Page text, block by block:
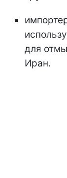
для
Иран.